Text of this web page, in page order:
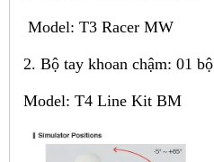
Model: T3 Racer MW
2. Bộ tay khoan chậm: 01 bộ
Model: T4 Line Kit BM